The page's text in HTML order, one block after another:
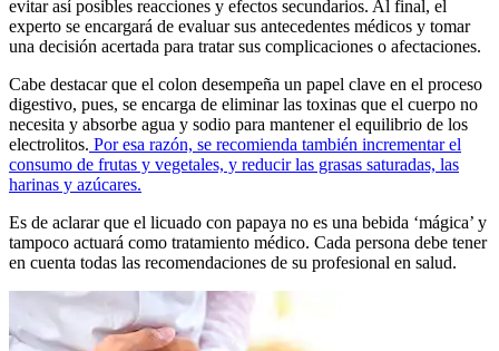
evitar así posibles reacciones y efectos secundarios. Al final, el
experto se encargará de evaluar sus antecedentes médicos y tomar
una decisión acertada para tratar sus complicaciones o afectaciones.
Cabe destacar que el colon desempeña un papel clave en el proceso
digestivo, pues, se encarga de eliminar las toxinas que el cuerpo no
necesita y absorbe agua y sodio para mantener el equilibrio de los
electrolitos. Por esa razón, se recomienda también incrementar el
consumo de frutas y vegetales, y reducir las grasas saturadas, las
harinas y azúcares.
Es de aclarar que el licuado con papaya no es una bebida ‘mágica’ y
tampoco actuará como tratamiento médico. Cada persona debe tener
en cuenta todas las recomendaciones de su profesional en salud.